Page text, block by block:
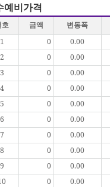
예비가격
호 금액 변동폭
1
0 0.00
2
0 0.00
3
0 0.00
4
0 0.00
5
0 0.00
6
0 0.00
7
0 0.00
8
0 0.00
9
0 0.00
0 0.00